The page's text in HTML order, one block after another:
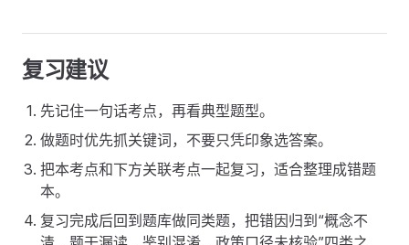
复习建议
先记住一句话考点，再看典型题型。
做题时优先抓关键词，不要只凭印象选答案。
把本考点和下方关联考点一起复习，适合整理成错题
本。
复习完成后回到题库做同类题，把错因归到“概念不